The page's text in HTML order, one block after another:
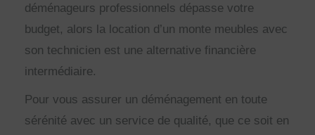
déménageurs professionnels dépasse votre
budget, alors la location d’un monte meubles avec
son technicien est une alternative financière
intermédiaire.
Pour vous assurer un déménagement en toute
sérénité avec un service de qualité, que ce soit en